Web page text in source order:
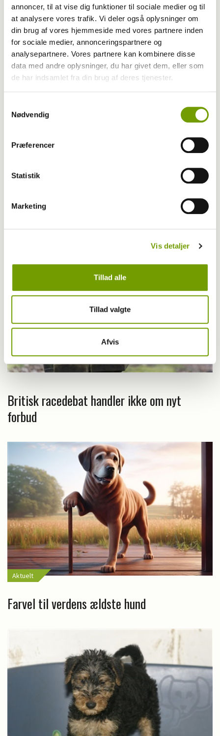
annoncer, til at vise dig funktioner til sociale medier og til
at analysere vores trafik. Vi deler også oplysninger om
din brug af vores hjemmeside med vores partnere inden
for sociale medier, annonceringspartnere og
analysepartnere. Vores partnere kan kombinere disse
data med andre oplysninger, du har givet dem, eller som
de har indsamlet fra din brug af deres tjenester.
Nødvendig
Præferencer
Statistik
Marketing
Vis detaljer
Tillad alle
Tillad valgte
Afvis
MEST LÆSTE
Britisk racedebat handler ikke om nyt
forbud
Aktuelt
Farvel til verdens ældste hund